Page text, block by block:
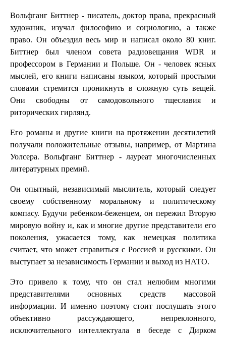
Вольфганг Биттнер - писатель, доктор права, прекрасный
художник, изучал философию и социологию, а также
право. Он объездил весь мир и написал около 80 книг.
Биттнер был членом совета радиовещания WDR и
профессором в Германии и Польше. Он - человек ясных
мыслей, его книги написаны языком, который простыми
словами стремится проникнуть в сложную суть вещей.
Они свободны от самодовольного тщеславия и
риторических гирлянд.
Его романы и другие книги на протяжении десятилетий
получали положительные отзывы, например, от Мартина
Уолсера. Вольфганг Биттнер - лауреат многочисленных
литературных премий.
Он опытный, независимый мыслитель, который следует
своему собственному моральному и политическому
компасу. Будучи ребенком-беженцем, он пережил Вторую
мировую войну и, как и многие другие представители его
поколения, ужасается тому, как немецкая политика
считает, что может справиться с Россией и русскими. Он
выступает за независимость Германии и выход из НАТО.
Это привело к тому, что он стал нелюбим многими
представителями основных средств массовой
информации. И именно поэтому стоит послушать этого
объективно рассуждающего, непреклонного,
исключительного интеллектуала в беседе с Дирком